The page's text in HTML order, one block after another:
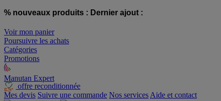
% nouveaux produits : Dernier ajout :
Voir mon panier
Poursuivre les achats
Catégories
Promotions
Manutan Expert
offre reconditionnée
Mes devis Suivre une commande Nos services Aide et contact